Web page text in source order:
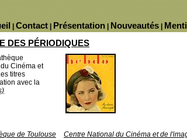
Nouveautés
Présentation
Contact
DES PÉRIODIQUES
Cinéma et
titres
avec la
de Toulouse
Centre National du Cinéma et de